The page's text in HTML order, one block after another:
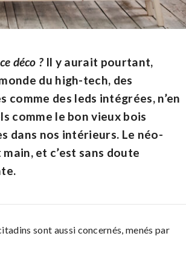
déco ?Il y aurait pourtant,
du high-tech, des
des leds intégrées, n’en
comme le bon vieux bois
dans nos intérieurs. Le néo-
et c’est sans doute
sont aussi concernés, menés par